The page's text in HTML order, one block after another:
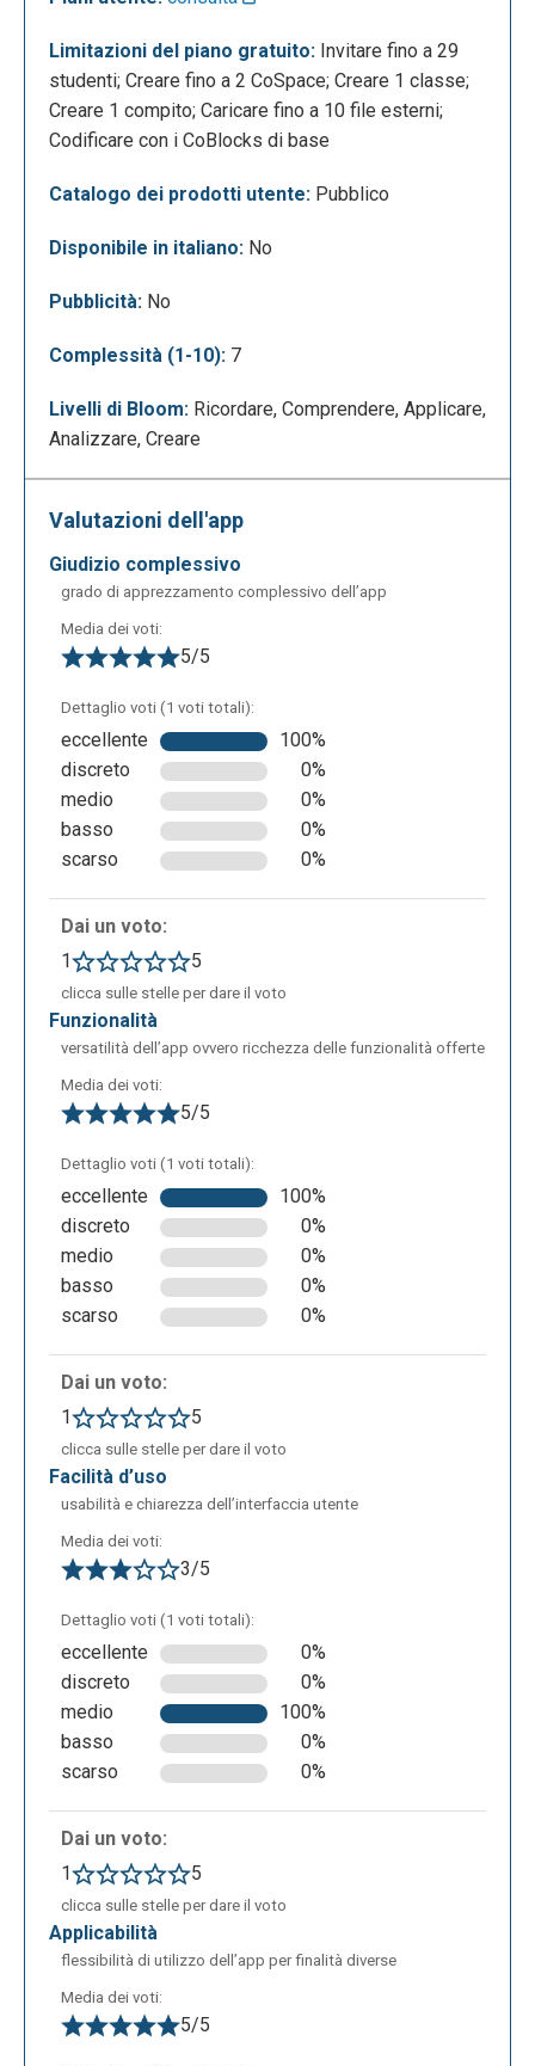
La seguente è la schermata di editing. A questo
punto Delightex dà la possibilità di popolare la
scena con personaggi ed oggetti e cambiare
nuovo mondo virtuale. Nel menù in basso si può
elementi, personaggi, oggetti, ecc), si possono
caricandoli dal proprio PC oppure effettuando una
ricerca sul web e, infine, permette di modificare lo
sfondo dell’ambiente scegliendo tra diverse
immagini di background o colori. Inoltre è possibile
arricchire la scena con del suono, caricando una
musica di sottofondo per creare un’atmosfera
speciale o aggiungere narrazioni per creare delle
storie illustrate.
personaggi, le figure e gli oggetti che sono collocati
nello spazio. Per farlo basterà cliccare sul menù a
comparsa di sinistra in cui, con il primo tasto,sarà
possibile inserire più scene e quindi poter creare
per esempio una storia, mentre con il secondo tasto
si potranno modificare i singoli oggetti che sono
stati inseriti nell’ambiente. Com’è possibile vedere
nella seguente schermata si possono inserire delle
finestre di dialogo, inserire delle animazioni e
cambiare il colore. Inoltre si può ruotare il
personaggio su più assi, spostarlo, sollevarlo più in
alto e cambiare quindi la sua posizione nello spazio.
Si possono anche far eseguire dei movimenti agli
abilitare entrambe le voci che appaiono, come nella
schermata seguente.
Dopodichè è necessario cliccare sulla voce “codice”
presente nel menù in alto a destra e si aprirà la
sezione dei blocchi. Qui si potranno applicare tutti i
movimenti che si desiderano, basterà selezionare il
Limitazioni del piano gratuito: Invitare fino a 29
studenti; Creare fino a 2 CoSpace; Creare 1 classe;
Creare 1 compito; Caricare fino a 10 file esterni;
Codificare con i CoBlocks di base
Catalogo dei prodotti utente: Pubblico
Disponibile in italiano: No
Pubblicità: No
Complessità (1-10): 7
Livelli di Bloom: Ricordare, Comprendere, Applicare,
Analizzare, Creare
Valutazioni dell'app
giudizio complessivo
grado di apprezzamento complessivo dell’app
Media dei voti:
5/5
Dettaglio voti (1 voti totali):
eccellente
100%
discreto
0%
medio
0%
basso
0%
scarso
0%
Dai un voto:
1
5
clicca sulle stelle per dare il voto
funzionalità
versatilità dell’app ovvero ricchezza delle funzionalità offerte
Media dei voti:
5/5
Dettaglio voti (1 voti totali):
eccellente
100%
discreto
0%
medio
0%
basso
0%
scarso
0%
Dai un voto:
1
5
clicca sulle stelle per dare il voto
facilità d’uso
usabilità e chiarezza dell’interfaccia utente
Media dei voti:
3/5
Dettaglio voti (1 voti totali):
eccellente
0%
discreto
0%
medio
100%
basso
0%
scarso
0%
Dai un voto:
1
5
clicca sulle stelle per dare il voto
applicabilità
flessibilità di utilizzo dell’app per finalità diverse
Media dei voti:
5/5